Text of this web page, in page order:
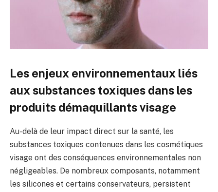
Les enjeux environnementaux liés
aux substances toxiques dans les
produits démaquillants visage
Au-delà de leur impact direct sur la santé, les
substances toxiques contenues dans les cosmétiques
visage ont des conséquences environnementales non
négligeables. De nombreux composants, notamment
les silicones et certains conservateurs, persistent